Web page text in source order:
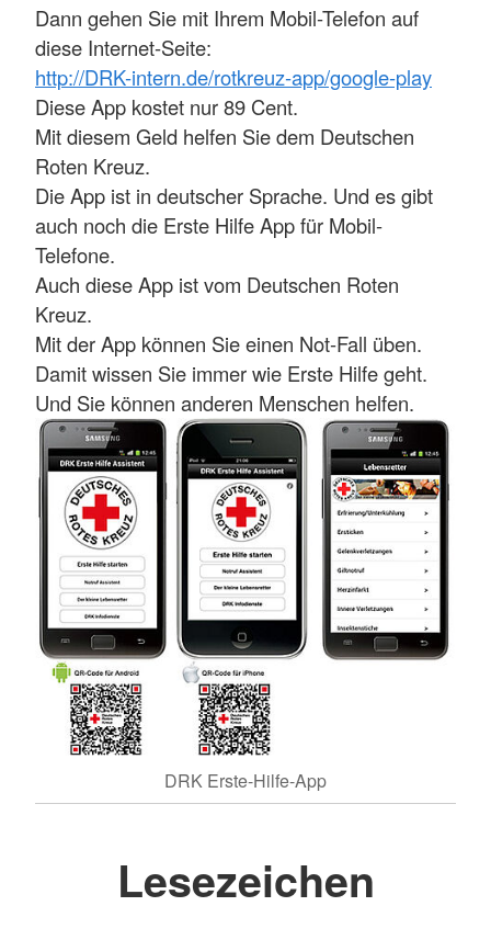
DRK Erste-Hilfe-App
Dann gehen Sie mit Ihrem Mobil-Telefon auf
diese Internet-Seite:
http://DRK-intern.de/rotkreuz-app/google-play
Diese App kostet nur 89 Cent.
Mit diesem Geld helfen Sie dem Deutschen
Roten Kreuz.
Die App ist in deutscher Sprache. Und es gibt
auch noch die Erste Hilfe App für Mobil-
Telefone.
Auch diese App ist vom Deutschen Roten
Kreuz.
Mit der App können Sie einen Not-Fall üben.
Damit wissen Sie immer wie Erste Hilfe geht.
Und Sie können anderen Menschen helfen.
Lesezeichen